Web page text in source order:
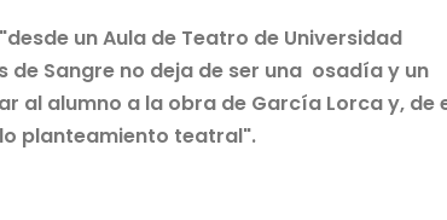
un Aula de Teatro de Universidad
Sangre no deja de ser una osadía y un
al alumno a la obra de García Lorca y, de
planteamiento teatral".